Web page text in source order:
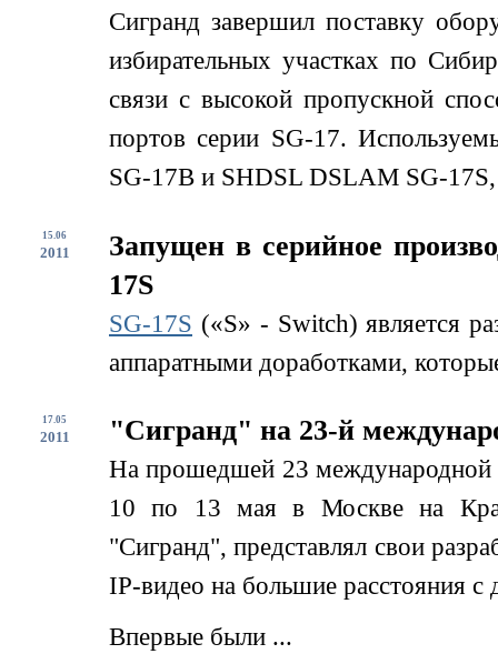
Сигранд завершил поставку
избирательных участках по
связи с высокой пропускной
портов серии SG-17.
SG-17B и SHDSL DSLAM SG-
15.06
2011
Запущен в серийное
17S
SG-17S («S» - Switch) является
аппаратными доработками,
17.05
2011 "Сигранд" на 23-й
На прошедшей 23 международной
10 по 13 мая в Москве на
"Сигранд", представлял свои
IP-видео на большие расстояния
Впервые были ...